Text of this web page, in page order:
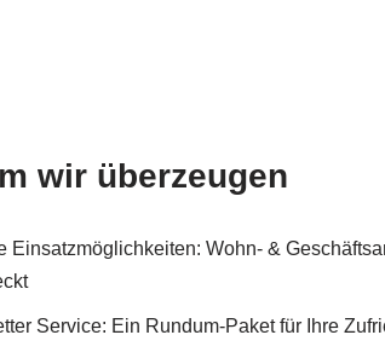
wir überzeugen
Einsatzmöglichkeiten: Wohn- &
Service: Ein Rundum-Paket für Ihre